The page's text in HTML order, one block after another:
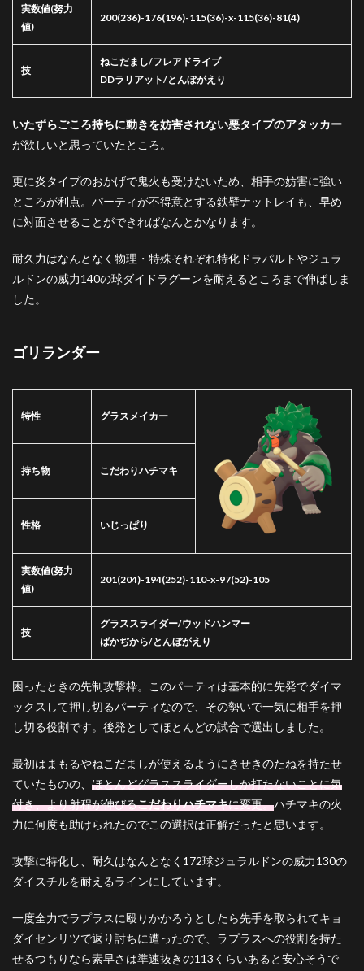
実数値(努力
値)
200(236)-176(196)-115(36)-x-115(36)-81(4)
技
ねこだまし/フレアドライブ
DDラリアット/とんぼがえり
いたずらごころ持ちに動きを妨害されない悪タイプのアタッカー
が欲しいと思っていたところ。
更に炎タイプのおかげで鬼火も受けないため、相手の妨害に強い
ところが利点。パーティが不得意とする鉄壁ナットレイも、早め
に対面させることができればなんとかなります。
耐久力はなんとなく物理・特殊それぞれ特化ドラパルトやジュラ
ルドンの威力140の球ダイドラグーンを耐えるところまで伸ばしま
した。
ゴリランダー
特性 グラスメイカー
持ち物 こだわりハチマキ
性格 いじっぱり
実数値(努力
値)
201(204)-194(252)-110-x-97(52)-105
技
グラススライダー/ウッドハンマー
ばかぢから/とんぼがえり
困ったときの先制攻撃枠。このパーティは基本的に先発でダイマ
ックスして押し切るパーティなので、その勢いで一気に相手を押
し切る役割です。後発としてほとんどの試合で選出しました。
最初はまもるやねこだましが使えるようにきせきのたねを持たせ
ていたものの、 ほとんどグラススライダーしか打たないことに気
付き、より射程が伸びるこだわりハチマキに変更。ハチマキの火
力に何度も助けられたのでこの選択は正解だったと思います。
攻撃に特化し、耐久はなんとなく172球ジュラルドンの威力130の
ダイスチルを耐えるラインにしています。
一度全力でラプラスに殴りかかろうとしたら先手を取られてキョ
ダイセンリツで返り討ちに遭ったので、ラプラスへの役割を持た
せるつもりなら素早さは準速抜きの113くらいあると安心そうで